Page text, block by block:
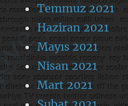
Temmuz 2021
Haziran 2021
Mayıs 2021
Nisan 2021
Mart 2021